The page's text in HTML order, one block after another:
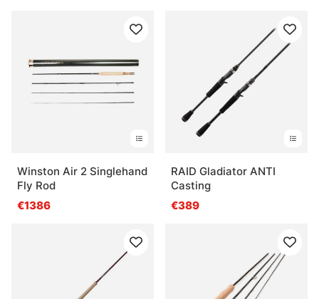
Winston Air 2 Singlehand
Fly Rod
€1386
RAID Gladiator ANTI
Casting
€389